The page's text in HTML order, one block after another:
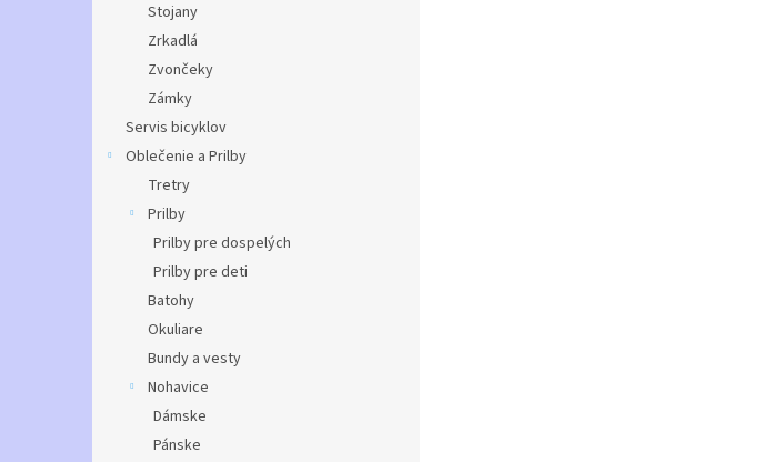
Stojany
Zrkadlá
Zvončeky
Zámky
Servis bicyklov
Oblečenie a Prilby
Tretry
Prilby
Prilby pre dospelých
Prilby pre deti
Batohy
Okuliare
Bundy a vesty
Nohavice
Dámske
Pánske